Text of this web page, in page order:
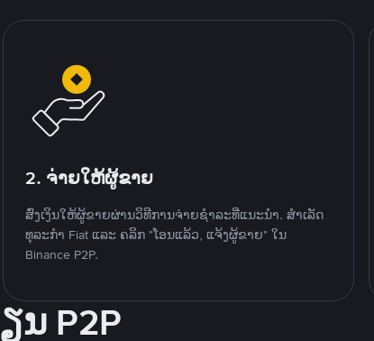
2. ຈ່າຍໃຫ້ຜູ້ຂາຍ
ສົ່ງເງິນໃຫ້ຜູ້ຂາຍຜ່ານວິທີການຈ່າຍຊຳລະທີ່ແນະນໍາ. ສໍາເລັດ
ທຸລະກໍາ Fiat ແລະ ຄລິກ "ໂອນແລ້ວ, ແຈ້ງຜູ້ຂາຍ" ໃນ
Binance P2P.
ນ P2P